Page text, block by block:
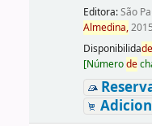
Editora:São
Almedina,2015
Disponibilidade
[Númerode